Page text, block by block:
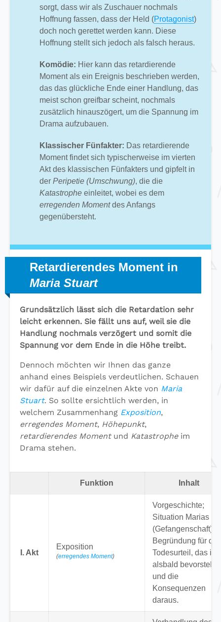
sorgt, dass wir als Zuschauer nochmals
Hoffnung fassen, dass der Held (Protagonist)
doch noch gerettet werden kann. Diese
Hoffnung stellt sich jedoch als falsch heraus.
Komödie: Hier kann das retardierende
Moment als ein Ereignis beschrieben werden,
das das glückliche Ende einer Handlung, das
meist schon greifbar scheint, nochmals
zusätzlich hinauszögert, um die Spannung im
Drama aufzubauen.
Klassischer Fünfakter: Das retardierende
Moment findet sich typischerweise im vierten
Akt des klassischen Fünfakters und gipfelt in
der Peripetie (Umschwung), die die
Katastrophe einleitet, wobei es dem
erregenden Momentdes Anfangs
gegenübersteht.
Retardierendes Moment in
Maria Stuart
Grundsätzlich lässt sich die Retardation sehr
leicht erkennen. Sie fällt uns auf, weil sie die
Handlung nochmals verzögert und somit die
Spannung vor dem Ende in die Höhe treibt.
Dennoch möchten wir Ihnen das ganze
anhand eines Beispiels verdeutlichen. Schauen
wir dafür auf die einzelnen Akte von Maria
Stuart. So sollte ersichtlich werden, in
welchem Zusammenhang Exposition,
erregendes Moment, Höhepunkt,
retardierendes Momentund Katastropheim
Drama stehen.
Funktion Inhalt
I. Akt
Exposition
(erregendes Moment)
Vorgeschichte;
Situation Marias
(Gefangenschaft);
Begründung für das
Todesurteil, das ihr
alsbald bevorsteht
und die
Konsequenzen
daraus.